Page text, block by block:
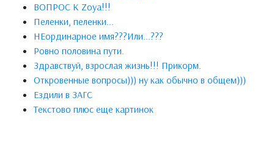
ВОПРОС К Zoya!!!
Пеленки, пеленки...
НЕординарное имя???Или...???
Ровно половина пути.
Здравствуй, взрослая жизнь!!! Прикорм.
Откровенные вопросы))) ну как обычно в общем)))
Ездили в ЗАГС
Текстово плюс еще картинок